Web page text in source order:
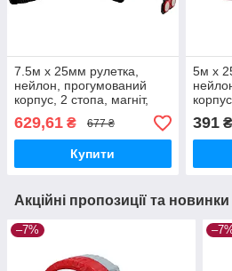
7.5м x 25мм рулетка,
нейлон, прогумований
корпус, 2 стопа, магніт,
HAISSER Compact
629,61 ₴ 677 ₴
Купити
5м x
391₴
Акційні пропозиції та новинки
–7%